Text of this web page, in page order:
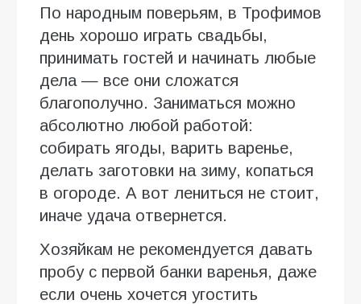
По народным поверьям, в Трофимов
день хорошо играть свадьбы,
принимать гостей и начинать любые
дела — все они сложатся
благополучно. Заниматься можно
абсолютно любой работой:
собирать ягоды, варить варенье,
делать заготовки на зиму, копаться
в огороде. А вот лениться не стоит,
иначе удача отвернется.
Хозяйкам не рекомендуется давать
пробу с первой банки варенья, даже
если очень хочется угостить